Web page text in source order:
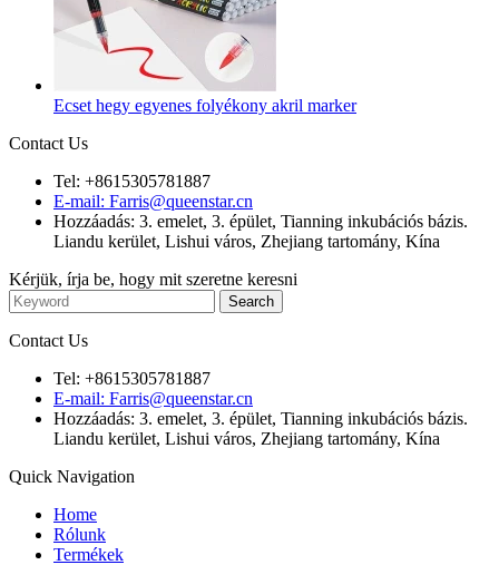
Ecset hegy egyenes folyékony akril marker
Contact Us
Tel: +8615305781887
E-mail: Farris@queenstar.cn
Hozzáadás: 3. emelet, 3. épület, Tianning inkubációs bázis.
Liandu kerület, Lishui város, Zhejiang tartomány, Kína
Kérjük, írja be, hogy mit szeretne keresni
Contact Us
Tel: +8615305781887
E-mail: Farris@queenstar.cn
Hozzáadás: 3. emelet, 3. épület, Tianning inkubációs bázis.
Liandu kerület, Lishui város, Zhejiang tartomány, Kína
Quick Navigation
Home
Rólunk
Termékek